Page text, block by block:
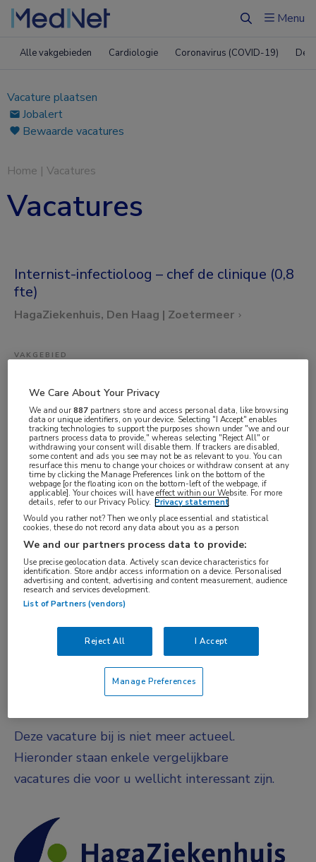
ZoekenMenu
Alle vakgebieden Cardiologie Coronavirus (COVID-19)
Vacature plaatsen
Jobalert
Bewaarde vacatures
Home | Vacatures
Vacatures
Internist-infectioloog – chef de clinique (0,8
fte)
HagaZiekenhuis, Den Haag | Zoetermeer
VAKGEBIED
FUNCTIE
Internist
BRANCHE
Onbekend
AANSTELLING
Tijdelijk dienstverband
PLAATSINGSDATUM
4 mei 2026
WO
ERVARING
DIENSTVERBAND
Deze vacature bij is niet meer actueel.
Hieronder staan enkele vergelijkbare
vacatures die voor u wellicht interessant zijn.
We Care About Your Privacy
We and our887 partners store and access personal data, like browsing
data or unique identifiers, on your device. Selecting "I Accept" enables
tracking technologies to support the purposes shown under "we and our
partners process data to provide," whereas selecting "Reject All" or
withdrawing your consent will disable them. If trackers are disabled,
some content and ads you see may not be as relevant to you. You can
resurface this menu to change your choices or withdraw consent at any
time by clicking the Manage Preferences link on the bottom of the
webpage [or the floating icon on the bottom-left of the webpage, if
applicable]. Your choices will have effect within our Website. For more
details, refer to our Privacy Policy. Privacy statement
Would you rather not? Then we only place essential and statistical
cookies, these do not record any data about you as a person
We and our partners process data to provide:
Use precise geolocation data. Actively scan device characteristics for
identification. Store and/or access information on a device. Personalised
advertising and content, advertising and content measurement, audience
research and services development.
List of Partners (vendors)
Reject All I Accept
Manage Preferences